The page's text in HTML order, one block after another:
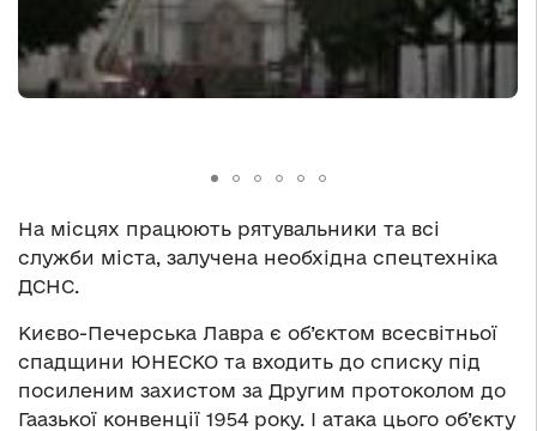
На місцях працюють рятувальники та всі
служби міста, залучена необхідна спецтехніка
ДСНС.
Києво-Печерська Лавра є об’єктом всесвітньої
спадщини ЮНЕСКО та входить до списку під
посиленим захистом за Другим протоколом до
Гаазької конвенції 1954 року. І атака цього об’єкту